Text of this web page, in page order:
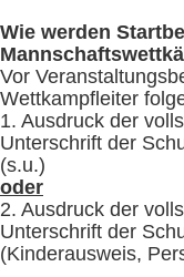
Wie werden
Vor
Wettkampfleiter
1. Ausdruck der
Unterschrift der
(s.u.)
oder
2. Ausdruck der
Unterschrift der
(Kinderausweis,